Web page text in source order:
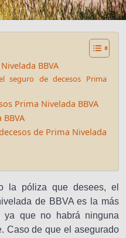
BBVA
seguro de decesos Prima
Prima Nivelada BBVA
de Prima Nivelada
la póliza que desees, el
de BBVA es la más
ya que no habrá ninguna
Caso de que el asegurado